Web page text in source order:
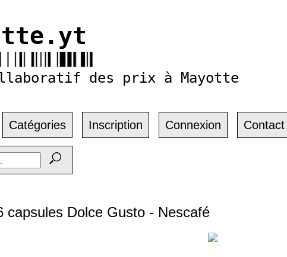
des prix à Mayotte
Catégories Inscription Connexion Contact
capsules Dolce Gusto - Nescafé